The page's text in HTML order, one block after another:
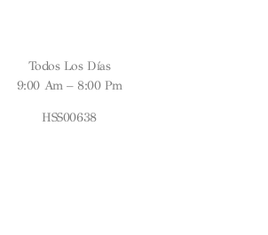
Todos Los Días
9:00 Am – 8:00 Pm
HSS00638